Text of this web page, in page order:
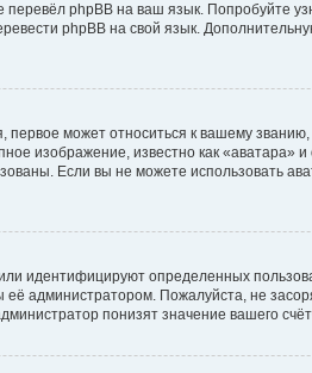
phpBB на ваш язык. Попробуйте
phpBB на свой язык.
может относиться к вашему
изображение, известно как «аватара»
Если вы не можете использовать
идентифицируют определенных
администратором. Пожалуйста, не
понизят значение вашего